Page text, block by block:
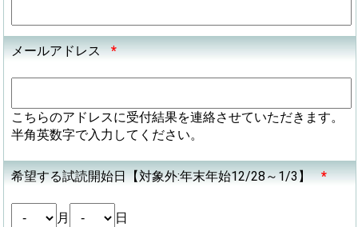
メールアドレス *
こちらのアドレスに受付結果を連絡させていただきます。
半角英数字で入力してください。
希望する試読開始日【対象外:年末年始12/28～1/3】 *
月
日